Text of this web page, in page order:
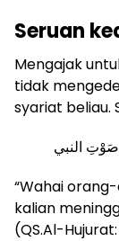
Seruan
Mengajak
tidak
syariat beliau.
صَوْتِ النبي
“Wahai
kalian
(QS.Al-